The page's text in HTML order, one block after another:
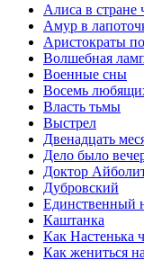
Алиса в стране
Амур в
Аристократы
Волшебная
Военные сны
Восемь
Власть тьмы
Выстрел
Двенадцать
Дело было
Доктор
Дубровский
Единственный
Каштанка
Как Настенька
Как жениться